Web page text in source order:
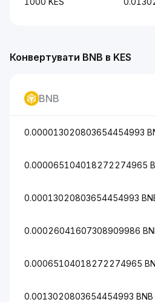
Конвертувати BNB в KES
BNB
0.000013020803654454993
0.000065104018272274965
0.00013020803654454993
0.00026041607308909986
0.00065104018272274965
0.0013020803654454993 BNB